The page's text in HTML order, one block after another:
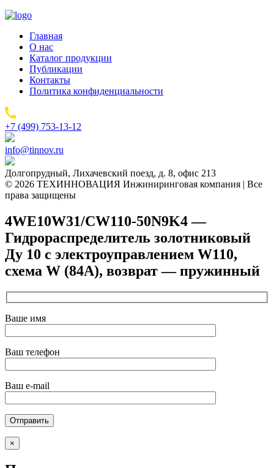
Главная
О нас
Каталог продукции
Публикации
Контакты
Политика конфиденциальности
+7 (499) 753-13-12
info@tinnov.ru
Долгопрудный, Лихачевский поезд, д. 8, офис 213
© 2026 ТЕХИННОВАЦИЯ Инжиниринговая компания | Все
права защищены
4WE10W31/CW110-50N9K4 —
Гидрораспределитель золотниковый
Ду 10 с электроуправлением W110,
схема W (84А), возврат — пружинный
Ваше имя
Ваш телефон
Ваш e-mail
×